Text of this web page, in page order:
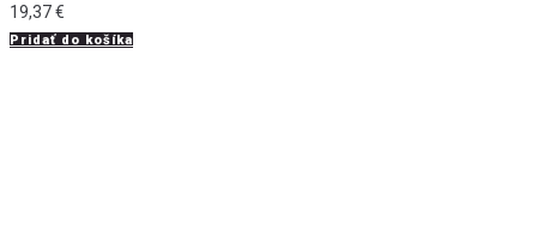
19,37€
Pridať do košíka